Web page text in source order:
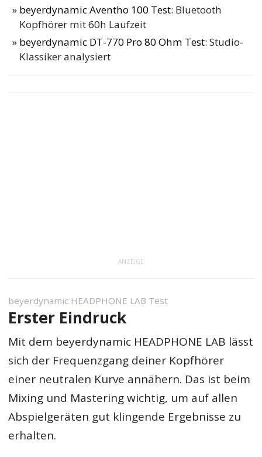
beyerdynamic Aventho 100 Test: Bluetooth
Kopfhörer mit 60h Laufzeit
beyerdynamic DT-770 Pro 80 Ohm Test: Studio-
Klassiker analysiert
ANZEIGE
beyerdynamic HEADPHONE LAB Test
Erster Eindruck
Mit dem beyerdynamic HEADPHONE LAB lässt
sich der Frequenzgang deiner Kopfhörer
einer neutralen Kurve annähern. Das ist beim
Mixing und Mastering wichtig, um auf allen
Abspielgeräten gut klingende Ergebnisse zu
erhalten.